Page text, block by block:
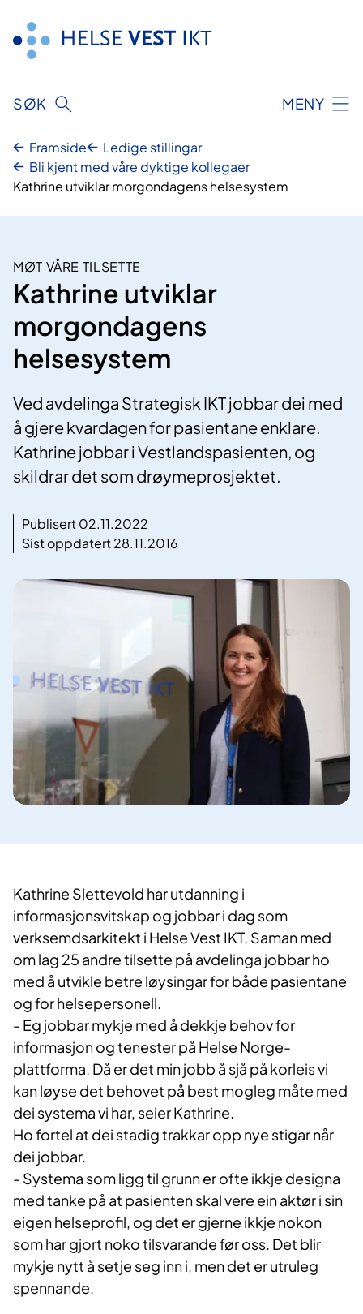
innhald
SØK MENY
Framside
Ledige stillingar
Bli kjent med våre dyktige kollegaer
Kathrine utviklar morgondagens helsesystem
MØT VÅRE TILSETTE
Kathrine utviklar
morgondagens
helsesystem
Ved avdelinga Strategisk IKT jobbar dei med
å gjere kvardagen for pasientane enklare.
Kathrine jobbar i Vestlandspasienten, og
skildrar det som drøymeprosjektet.
Publisert 02.11.2022
Sist oppdatert 28.11.2016
Kathrine Slettevold har utdanning i
informasjonsvitskap og jobbar i dag som
verksemdsarkitekt i Helse Vest IKT. Saman med
om lag 25 andre tilsette på avdelinga jobbar ho
med å utvikle betre løysingar for både pasientane
og for helsepersonell.
- Eg jobbar mykje med å dekkje behov for
informasjon og tenester på Helse Norge-
plattforma. Då er det min jobb å sjå på korleis vi
kan løyse det behovet på best mogleg måte med
dei systema vi har, seier Kathrine.
Ho fortel at dei stadig trakkar opp nye stigar når
dei jobbar.
- Systema som ligg til grunn er ofte ikkje designa
med tanke på at pasienten skal vere ein aktør i sin
eigen helseprofil, og det er gjerne ikkje nokon
som har gjort noko tilsvarande før oss. Det blir
mykje nytt å setje seg inn i, men det er utruleg
spennande.